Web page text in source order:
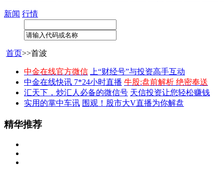
新闻 行情
首页>>首波
中金在线官方微信
上“财经号”与投资高手互动
中金在线快讯 7*24小时直播 牛股:盘前解析 绝密奉送
汇天下，炒汇人必备的微信号 天信投资让您轻松赚钱
实用的掌中车讯 围观！股市大V直播为你解盘
精华推荐